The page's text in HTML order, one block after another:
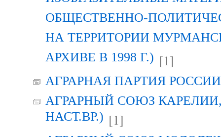
ОБЩЕСТВЕННО-
НА ТЕРРИТОРИИ
АРХИВЕ В 1998 Г.) [1]
АГРАРНАЯ ПАРТИЯ РОССИИ
АГРАРНЫЙ СОЮЗ КАРЕЛИИ,
НАСТ.ВР.) [1]